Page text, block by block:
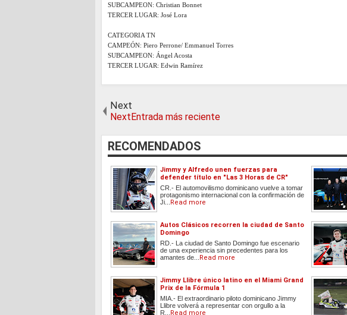
SUBCAMPEON: Christian Bonnet
TERCER LUGAR: José Lora
CATEGORIA TN
CAMPEÓN: Piero Perrone/ Emmanuel Torres
SUBCAMPEON: Ángel Acosta
TERCER LUGAR: Edwin Ramírez
Next
NextEntrada más reciente
RECOMENDADOS
Jimmy y Alfredo unen fuerzas para
defender título en "Las 3 Horas de CR"
CR.- El automovilismo dominicano vuelve a tomar
protagonismo internacional con la confirmación de
Ji...
Read more
Autos Clásicos recorren la ciudad de Santo
Domingo
RD.- La ciudad de Santo Domingo fue escenario
de una experiencia sin precedentes para los
amantes de...
Read more
Jimmy Llibre único latino en el Miami Grand
Prix de la Fórmula 1
MIA.- El extraordinario piloto dominicano Jimmy
Llibre volverá a representar con orgullo a la
R...
Read more